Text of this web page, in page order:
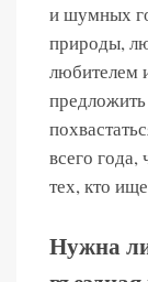
и шумных
природы,
любителем
всего года,
тех, кто
Нужна